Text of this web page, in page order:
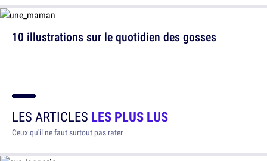
10 illustrations sur le quotidien des gosses
LES ARTICLES LES PLUS LUS
Ceux qu'il ne faut surtout pas rater